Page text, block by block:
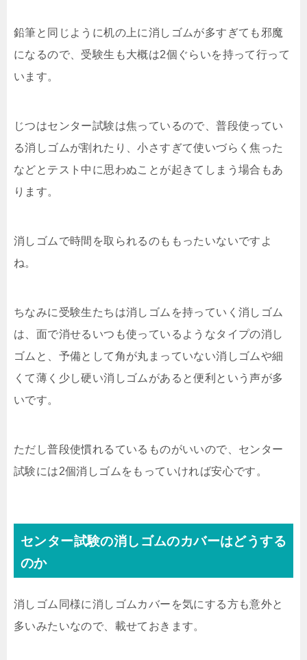
鉛筆と同じように机の上に消しゴムが多すぎても邪魔
になるので、受験生も大概は2個ぐらいを持って行って
います。
じつはセンター試験は焦っているので、普段使ってい
る消しゴムが割れたり、小さすぎて使いづらく焦った
などとテスト中に思わぬことが起きてしまう場合もあ
ります。
消しゴムで時間を取られるのももったいないですよ
ね。
ちなみに受験生たちは消しゴムを持っていく消しゴム
は、面で消せるいつも使っているようなタイプの消し
ゴムと、予備として角が丸まっていない消しゴムや細
くて薄く少し硬い消しゴムがあると便利という声が多
いです。
ただし普段使慣れるているものがいいので、センター
試験には2個消しゴムをもっていければ安心です。
センター試験の消しゴムのカバーはどうする
のか
消しゴム同様に消しゴムカバーを気にする方も意外と
多いみたいなので、載せておきます。